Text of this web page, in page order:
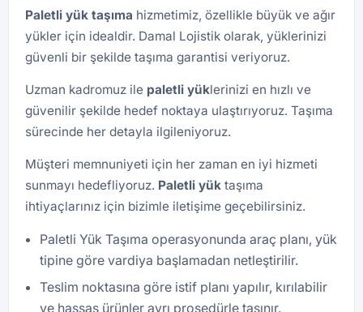
Paletli yük taşıma hizmetimiz, özellikle büyük ve ağır
yükler için idealdir. Damal Lojistik olarak, yüklerinizi
güvenli bir şekilde taşıma garantisi veriyoruz.
Uzman kadromuz ile paletli yüklerinizi en hızlı ve
güvenilir şekilde hedef noktaya ulaştırıyoruz. Taşıma
sürecinde her detayla ilgileniyoruz.
Müşteri memnuniyeti için her zaman en iyi hizmeti
sunmayı hedefliyoruz. Paletli yük taşıma
ihtiyaçlarınız için bizimle iletişime geçebilirsiniz.
Paletli Yük Taşıma operasyonunda araç planı, yük
tipine göre vardiya başlamadan netleştirilir.
Teslim noktasına göre istif planı yapılır, kırılabilir
ve hassas ürünler ayrı prosedürle taşınır.